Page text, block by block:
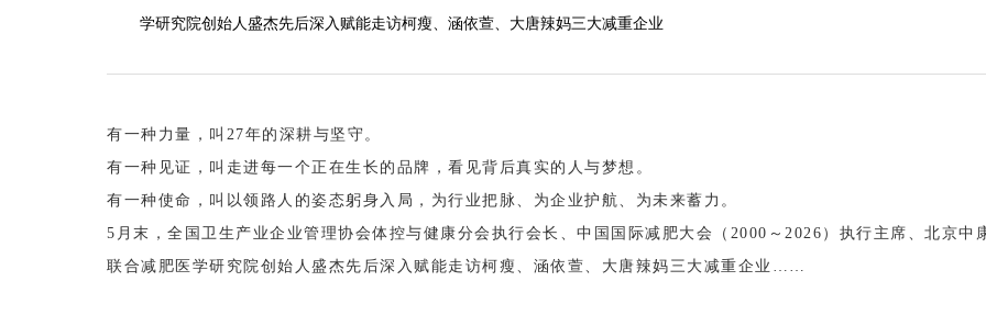
学研究院创始人盛杰先后深入赋能走访柯瘦、涵依萱、大唐辣妈三大减重企业
有一种力量，叫 27年的深耕与坚守。
有一种见证，叫走进每一个正在生长的品牌，看见背后真实的人与梦想。
有一种使命，叫以领路人的姿态躬身入局，为行业把脉、为企业护航、为未来蓄力。
5月末，全国卫生产业企业管理协会体控与健康分会执行会长、中国国际减肥大会（2000～2026）执行主席、北京中
联合减肥医学研究院创始人盛杰先后深入赋能走访柯瘦、涵依萱、大唐辣妈三大减重企业……